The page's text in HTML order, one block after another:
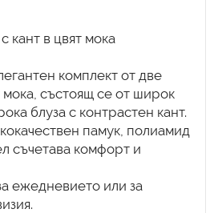
кант в цвят мока
комплект от две
мока, състоящ се от широк
блуза с контрастен кант.
памук, полиамид
съчетава комфорт и
ежедневието или за